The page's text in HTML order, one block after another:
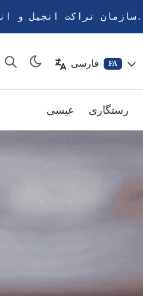
سازمان تراکت انجیل و انجمن کتاب مقدس به اشتراک‌گذاری پیام نجات از طریق صفحه چاپی اختصاص دارد.
FA
عیسی رستگاری